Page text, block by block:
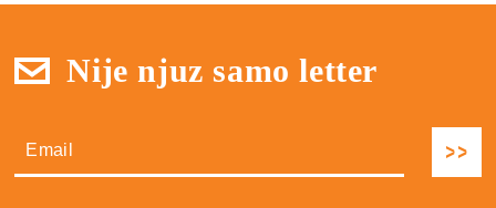
Nije njuz samo letter